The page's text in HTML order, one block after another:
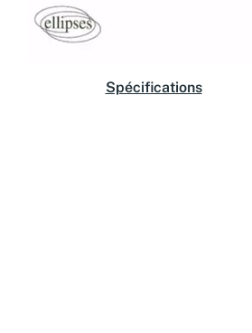
Spécifications